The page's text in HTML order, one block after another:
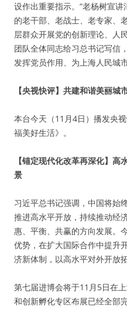
设作出重要指示。“老杨树宣
的老干部、老战士、老专家、
层群众开展党的创新理论、人
团队全体同志给习总书记写信
发挥党员作用、为上海人民城
【央视快评】共建和谐美丽城
本台今天（11月4日）播发央
福美好生活》。
【锚定现代化改革再深化】
景
习近平总书记强调，中国将始
推进高水平开放，持续推动经
惠、平衡、共赢的方向发展。
优势，在扩大国际合作中提升
济新体制，以高水平对外开放
第七届进博会将于11月5日在
和创新孵化专区布展已经全部